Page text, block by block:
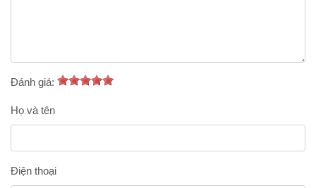
Đánh giá:
Họ và tên
Điện thoại